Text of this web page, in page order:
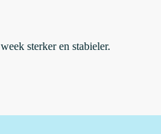
sterker en stabieler.